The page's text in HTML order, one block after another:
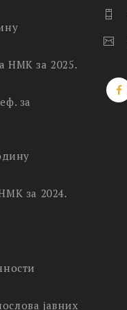
НМК за 2025.
за
за 2024.
јавних